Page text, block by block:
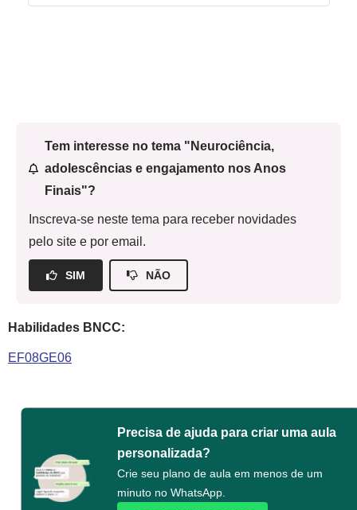
Tem interesse no tema "Neurociência,
adolescências e engajamento nos Anos
Finais"?
Inscreva-se neste tema para receber novidades
pelo site e por email.
SIM NÃO
Habilidades BNCC:
EF08GE06
Precisa de ajuda para criar uma aula
personalizada?
Crie seu plano de aula em menos de um
minuto no WhatsApp.